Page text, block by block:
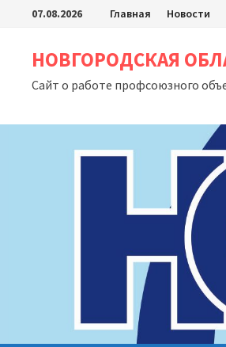
Перейти
содержимому
07.08.2026 Главная Новости
НОВГОРОДСКАЯ
Сайт о работе профсоюзного